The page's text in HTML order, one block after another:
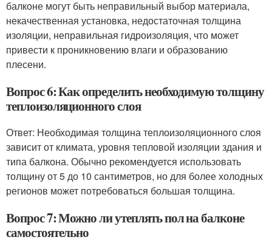
балконе могут быть неправильный выбор материала,
некачественная установка, недостаточная толщина
изоляции, неправильная гидроизоляция, что может
привести к проникновению влаги и образованию
плесени.
Вопрос 6: Как определить необходимую толщину
теплоизоляционного слоя
Ответ: Необходимая толщина теплоизоляционного слоя
зависит от климата, уровня тепловой изоляции здания и
типа балкона. Обычно рекомендуется использовать
толщину от 5 до 10 сантиметров, но для более холодных
регионов может потребоваться большая толщина.
Вопрос 7: Можно ли утеплять пол на балконе
самостоятельно